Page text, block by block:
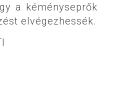
a kéményseprők
elvégezhessék.